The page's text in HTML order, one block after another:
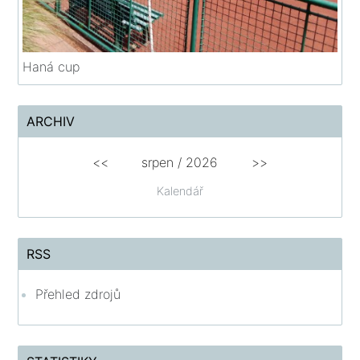
Haná cup
ARCHIV
Kalendář
<< srpen / 2026 >>
RSS
Přehled zdrojů